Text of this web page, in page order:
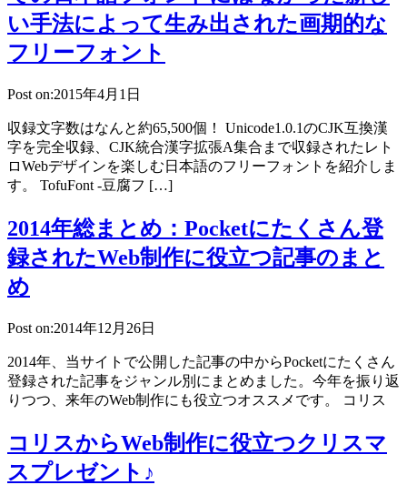
い手法によって生み出された画期的な
フリーフォント
Post on:2015年4月1日
収録文字数はなんと約65,500個！ Unicode1.0.1のCJK互換漢
字を完全収録、CJK統合漢字拡張A集合まで収録されたレト
ロWebデザインを楽しむ日本語のフリーフォントを紹介しま
す。 TofuFont -豆腐フ […]
2014年総まとめ：Pocketにたくさん登
録されたWeb制作に役立つ記事のまと
め
Post on:2014年12月26日
2014年、当サイトで公開した記事の中からPocketにたくさん
登録された記事をジャンル別にまとめました。今年を振り返
りつつ、来年のWeb制作にも役立つオススメです。 コリス
コリスからWeb制作に役立つクリスマ
スプレゼント♪